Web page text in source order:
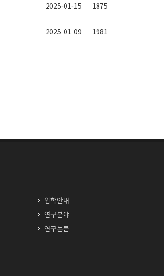
2025-01-15 1875
2025-01-09 1981
입학안내
연구분야
연구논문